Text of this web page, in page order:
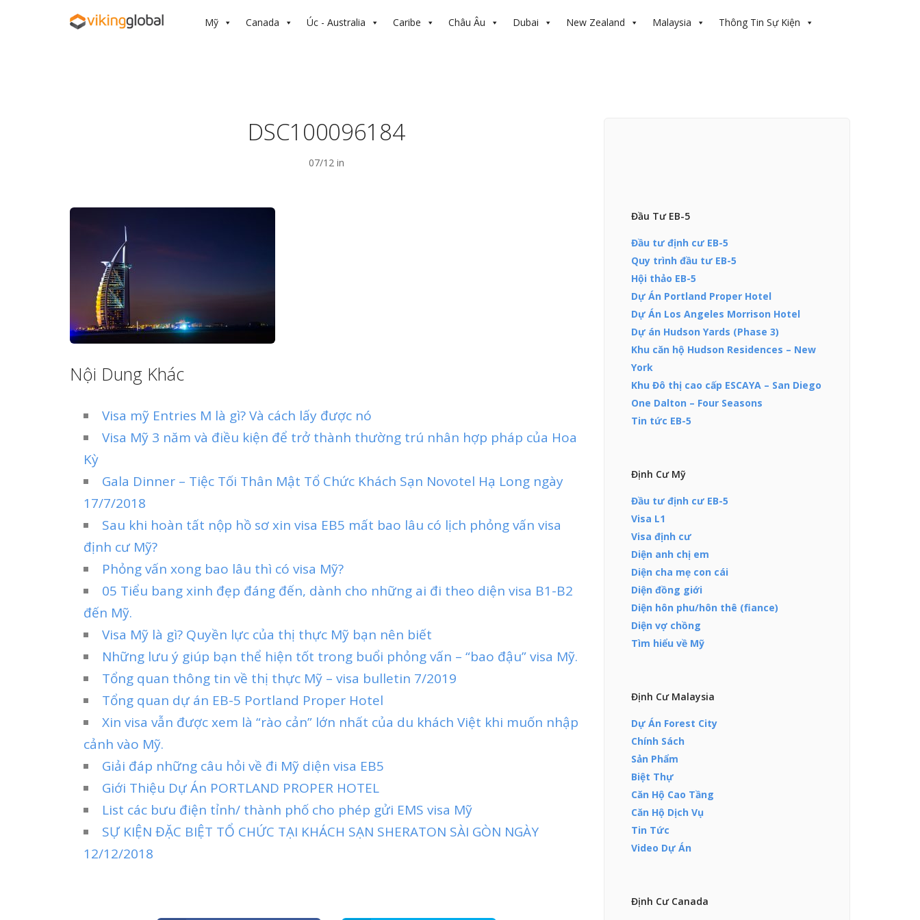
Mỹ Canada Úc - Australia Caribe Châu Âu Dubai New Zealand Malaysia Thông Tin Sự Kiện
DSC100096184
07/12 in
Nội Dung Khác
Visa mỹ Entries M là gì? Và cách lấy được nó
Visa Mỹ 3 năm và điều kiện để trở thành thường trú nhân hợp pháp của Hoa
Kỳ
Gala Dinner – Tiệc Tối Thân Mật Tổ Chức Khách Sạn Novotel Hạ Long ngày
17/7/2018
Sau khi hoàn tất nộp hồ sơ xin visa EB5 mất bao lâu có lịch phỏng vấn visa
định cư Mỹ?
Phỏng vấn xong bao lâu thì có visa Mỹ?
05 Tiểu bang xinh đẹp đáng đến, dành cho những ai đi theo diện visa B1-B2
đến Mỹ.
Visa Mỹ là gì? Quyền lực của thị thực Mỹ bạn nên biết
Những lưu ý giúp bạn thể hiện tốt trong buổi phỏng vấn – “bao đậu” visa Mỹ.
Tổng quan thông tin về thị thực Mỹ – visa bulletin 7/2019
Tổng quan dự án EB-5 Portland Proper Hotel
Xin visa vẫn được xem là “rào cản” lớn nhất của du khách Việt khi muốn nhập
cảnh vào Mỹ.
Giải đáp những câu hỏi về đi Mỹ diện visa EB5
Giới Thiệu Dự Án PORTLAND PROPER HOTEL
List các bưu điện tỉnh/ thành phố cho phép gửi EMS visa Mỹ
SỰ KIỆN ĐẶC BIỆT TỔ CHỨC TẠI KHÁCH SẠN SHERATON SÀI GÒN NGÀY
12/12/2018
Đầu Tư EB-5
Đầu tư định cư EB-5
Quy trình đầu tư EB-5
Hội thảo EB-5
Dự Án Portland Proper Hotel
Dự Án Los Angeles Morrison Hotel
Dự án Hudson Yards (Phase 3)
Khu căn hộ Hudson Residences – New
York
Khu Đô thị cao cấp ESCAYA – San Diego
One Dalton – Four Seasons
Tin tức EB-5
Định Cư Mỹ
Đầu tư định cư EB-5
Visa L1
Visa định cư
Diện anh chị em
Diện cha mẹ con cái
Diện đồng giới
Diện hôn phu/hôn thê (fiance)
Diện vợ chồng
Tìm hiểu về Mỹ
Định Cư Malaysia
Dự Án Forest City
Chính Sách
Sản Phẩm
Biệt Thự
Căn Hộ Cao Tầng
Căn Hộ Dịch Vụ
Tin Tức
Video Dự Án
Định Cư Canada